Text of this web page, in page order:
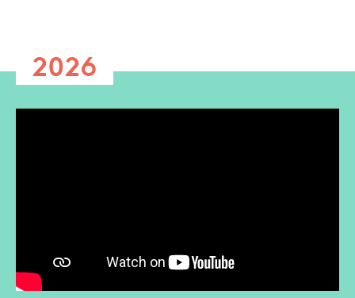
2026